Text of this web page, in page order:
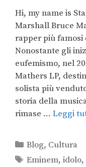
Hi, my name is
Marshall Bruce
rapper più famosi
Nonostante gli
eufemismo, nel
Mathers LP,
solista più
storia della
rimase … Leggi
Blog, Cultura
Eminem,idolo,